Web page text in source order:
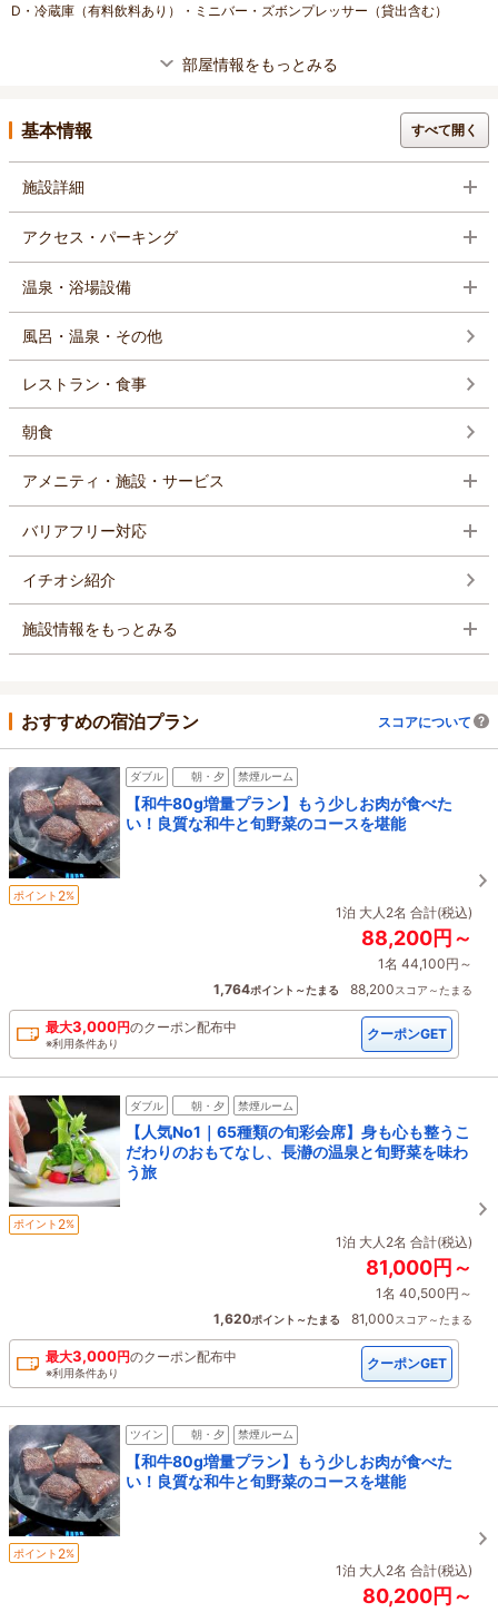
D・冷蔵庫（有料飲料あり）・ミニバー・ズボンプレッサー（貸出含む）
部屋情報をもっとみる
基本情報 すべて開く
施設詳細
アクセス・パーキング
温泉・浴場設備
風呂・温泉・その他
レストラン・食事
朝食
アメニティ・施設・サービス
バリアフリー対応
イチオシ紹介
施設情報をもっとみる
おすすめの宿泊プラン スコアについて
ダブル 朝・夕 禁煙ルーム
【和牛80g増量プラン】もう少しお肉が食べた
い！良質な和牛と旬野菜のコースを堪能
ポイント 2%
1泊 大人2名 合計(税込)
88,200円～
1名 44,100円～
1,764ポイント～たまる 88,200スコア～たまる
最大3,000円のクーポン配布中
※利用条件あり
クーポンGET
ダブル 朝・夕 禁煙ルーム
【人気No1｜65種類の旬彩会席】身も心も整うこ
だわりのおもてなし、長瀞の温泉と旬野菜を味わ
う旅
ポイント 2%
1泊 大人2名 合計(税込)
81,000円～
1名 40,500円～
1,620ポイント～たまる 81,000スコア～たまる
最大3,000円のクーポン配布中
※利用条件あり
クーポンGET
ツイン 朝・夕 禁煙ルーム
【和牛80g増量プラン】もう少しお肉が食べた
い！良質な和牛と旬野菜のコースを堪能
ポイント 2%
1泊 大人2名 合計(税込)
80,200円～